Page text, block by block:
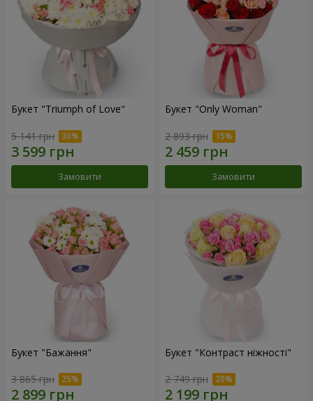
Букет "Triumph of Love"
5 141 грн
Замовити
Букет "Only Woman"
2 893 грн
Замовити
Букет "Бажання"
3 865 грн
Букет "Контраст ніжності"
2 749 грн